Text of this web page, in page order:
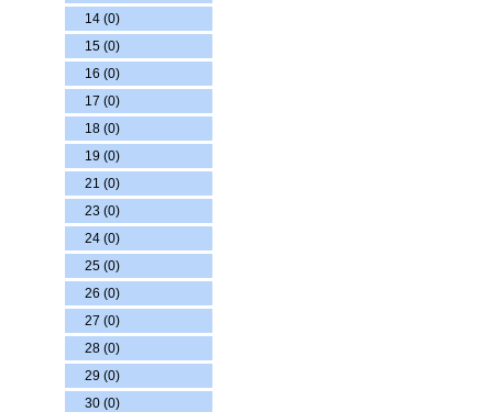
14 (0)
15 (0)
16 (0)
17 (0)
18 (0)
19 (0)
21 (0)
23 (0)
24 (0)
25 (0)
26 (0)
27 (0)
28 (0)
29 (0)
30 (0)